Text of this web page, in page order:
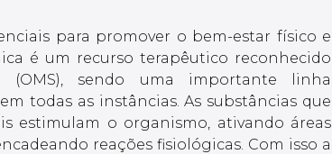
para promover o bem-estar físico e
é um recurso terapêutico reconhecido
(OMS), sendo uma importante linha
todas as instâncias. As substâncias que
estimulam o organismo, ativando áreas
reações fisiológicas. Com isso a